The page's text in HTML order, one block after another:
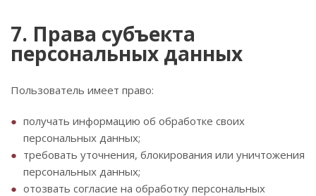
7. Права субъекта
персональных данных
Пользователь имеет право:
получать информацию об обработке своих
персональных данных;
требовать уточнения, блокирования или уничтожения
персональных данных;
отозвать согласие на обработку персональных